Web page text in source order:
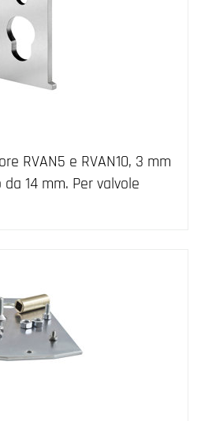
RVAN5 e RVAN10, 3 mm
14 mm. Per valvole